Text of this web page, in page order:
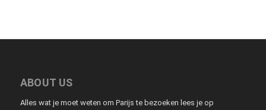
ABOUT US
Alles wat je moet weten om Parijs te bezoeken lees je op